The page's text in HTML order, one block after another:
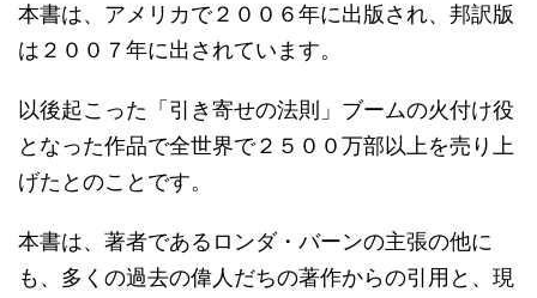
本書は、アメリカで２００６年に出版され、邦訳版
は２００７年に出されています。
以後起こった「引き寄せの法則」ブームの火付け役
となった作品で全世界で２５００万部以上を売り上
げたとのことです。
本書は、著者であるロンダ・バーンの主張の他に
も、多くの過去の偉人だちの著作からの引用と、現